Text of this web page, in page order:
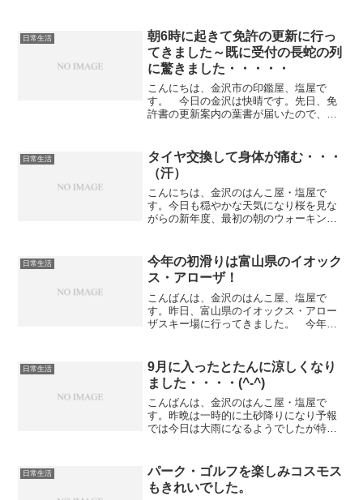
任のうるわしであった花展に行ってきま
した。 行ってきたとい...
日常生活
朝6時に起きて免許の更新に行っ
てきました～既に受付の長蛇の列
に驚きました・・・・・
こんにちは、金沢市の印鑑屋、塩屋で
す。 今日の金沢は快晴です。先日、免
許書の更新案内の葉書が届いたので、今
ルドカップの日本VSコートジボワールが
あるので、たぶん更新...
日常生活
タイヤ交換して身体が痛む・・・
（汗）
こんにちは、金沢のはんこ屋・塩屋で
す。今日も穏やかな天気になり桜を見な
がらの新年度、最初の朝のウォーキング
ので、延ばし延ばしになっていた夏タイ
ヤ交換を昨日やっとできまし...
日常生活
今年の初滑りは富山県のイオック
ス・アローザ！
こんばんは、金沢のはんこ屋、塩屋で
す。昨日、富山県のイオックス・アロー
ザスキー場に行ってきました。 今年の
にも恵まれてスキー場まで雪はなく、ス
ムーズに行けました。駐車...
日常生活
9月に入ったとたんに涼しくなり
ました・・・・(^-^)
こんばんは、金沢のはんこ屋・塩屋で
す。昨晩は一時的に土砂降りになり予報
では今日は大雨になるようでしたが特に
風が吹き込んできます。ほんの数日前ま
でエアコンをかけていました...
日常生活
パーク・ゴルフを楽しみコスモス
もきれいでした。